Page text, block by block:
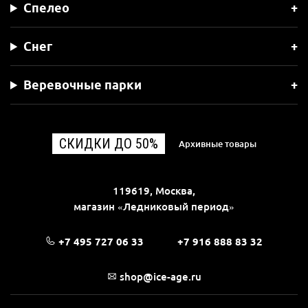
Спелео
Снег
Веревочные парки
СКИДКИ ДО 50% Архивные товары
119619, Москва,
магазин «Ледниковый период»
+7 495 727 06 33 +7 916 888 83 32
shop@ice-age.ru